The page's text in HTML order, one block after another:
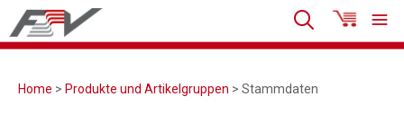
Home > Produkte und Artikelgruppen > Stammdaten